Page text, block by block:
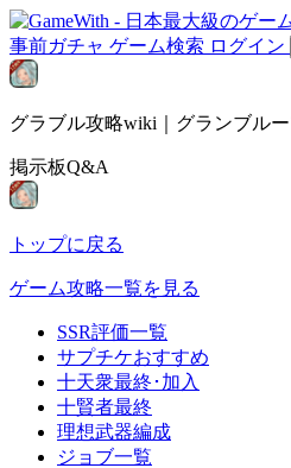
事前ガチャ ゲーム検索 ログイン
グラブル攻略wiki｜グランブル
掲示板Q&A
トップに戻る
ゲーム攻略一覧を見る
SSR評価一覧
サプチケおすすめ
十天衆最終･加入
十賢者最終
理想武器編成
ジョブ一覧